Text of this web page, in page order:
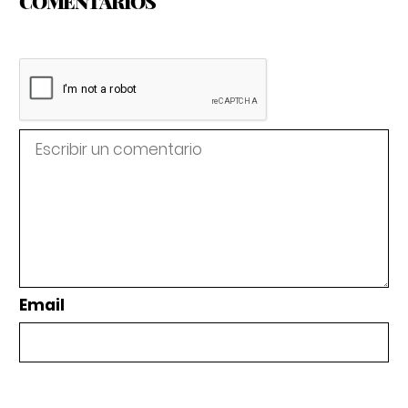
Email